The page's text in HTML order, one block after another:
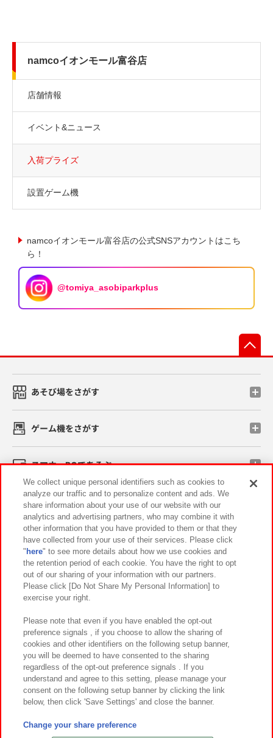
namcoイオンモール富谷店
店舗情報
イベント&ニュース
入荷プライズ
設置ゲーム機
namcoイオンモール富谷店の公式SNSアカウントはこち
ら！
@tomiya_asobiparkplus
あそび場をさがす
ゲーム機をさがす
スマホ・PCであそぶ
イベント・キャンペーン
関連会社 サステナビリティ サイトポリシー
プライバシーポリシー ウェブアクセシビリティ方針と検証結果
お取引先さまとともに
カスタマーハラスメント対応方針 よくあるご質問・お問い合わせ
©Bandai Namco Amusement Inc.
©Bandai Namco Amusement Lab Inc.
We collect unique personal identifiers such as cookies to
analyze our traffic and to personalize content and ads. We
share information about your use of our website with our
analytics and advertising partners, who may combine it with
other information that you have provided to them or that they
have collected from your use of their services. Please click
" here" to see more details about how we use cookies and
the retention period of each cookie. You have the right to opt
out of our sharing of your information with our partners.
Please click [Do Not Share My Personal Information] to
exercise your right.
Please note that even if you have enabled the opt-out
preference signals , if you choose to allow the sharing of
cookies and other identifiers on the following setup banner,
you will be deemed to have consented to the sharing
regardless of the opt-out preference signals . If you
understand and agree to this setting, please manage your
consent on the following setup banner by clicking the link
below, then click 'Save Settings' and close the banner.
Change your share preference